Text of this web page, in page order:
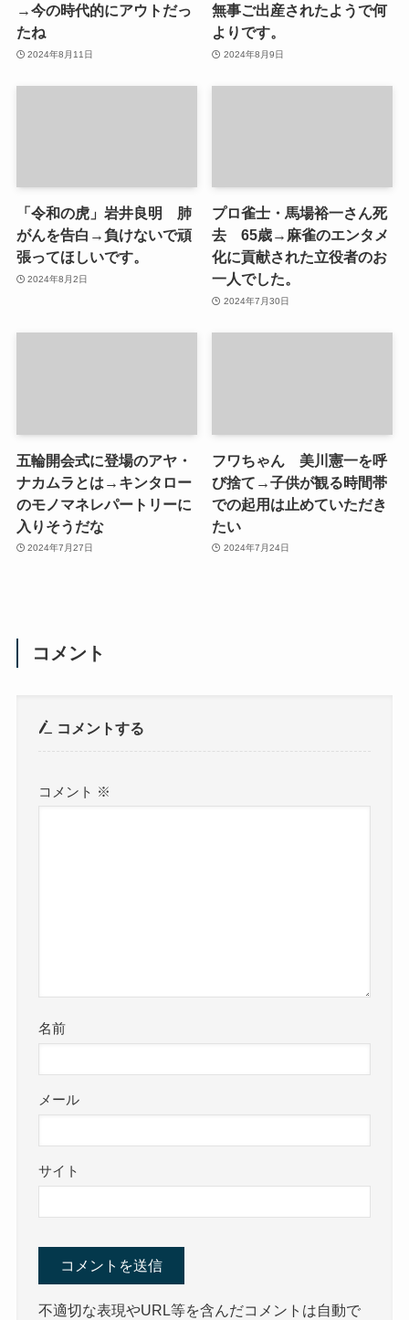
→今の時代的にアウトだっ
たね
2024年8月11日
無事ご出産されたようで何
よりです。
2024年8月9日
「令和の虎」岩井良明 肺
がんを告白→負けないで頑
張ってほしいです。
2024年8月2日
プロ雀士・馬場裕一さん死
去 65歳→麻雀のエンタメ
化に貢献された立役者のお
一人でした。
2024年7月30日
五輪開会式に登場のアヤ・
ナカムラとは→キンタロー
のモノマネレパートリーに
入りそうだな
2024年7月27日
フワちゃん 美川憲一を呼
び捨て→子供が観る時間帯
での起用は止めていただき
たい
2024年7月24日
コメント
コメントする
コメント ※
名前
メール
サイト
不適切な表現やURL等を含んだコメントは自動で